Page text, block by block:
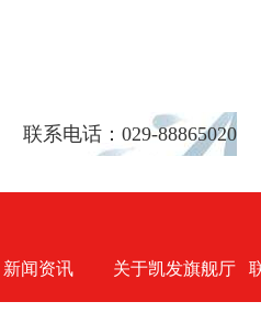
联系电话：029-88865020
新闻资讯 关于凯发旗舰厅